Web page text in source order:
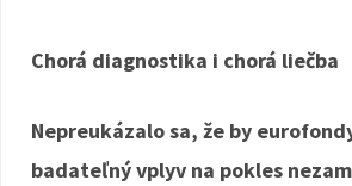
Chorá diagnostika i chorá liečba
Nepreukázalo sa, že by
badateľný vplyv na pokles